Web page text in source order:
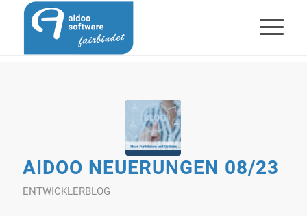
AIDOO NEUERUNGEN 08/23
ENTWICKLERBLOG